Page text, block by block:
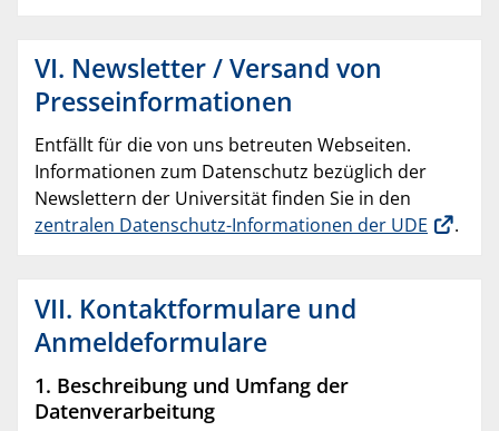
VI. Newsletter / Versand von
Presseinformationen
Entfällt für die von uns betreuten Webseiten.
Informationen zum Datenschutz bezüglich der
Newslettern der Universität finden Sie in den
zentralen Datenschutz-Informationen der UDE
.
VII. Kontaktformulare und
Anmeldeformulare
1. Beschreibung und Umfang der
Datenverarbeitung